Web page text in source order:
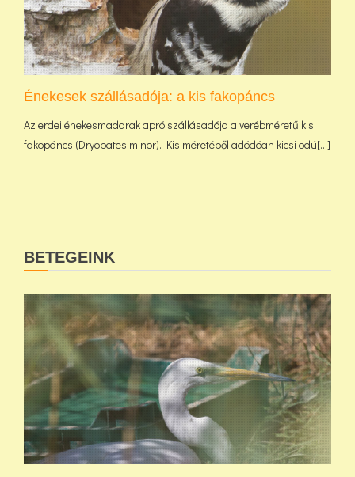
Énekesek szállásadója: a kis fakopáncs
Az erdei énekesmadarak apró szállásadója a verébméretű kis
fakopáncs (Dryobates minor). Kis méretéből adódóan kicsi odú[...]
BETEGEINK